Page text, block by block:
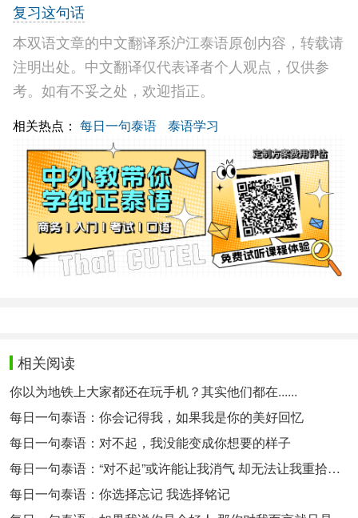
复习这句话
本双语文章的中文翻译系沪江泰语原创内容，转载请
注明出处。中文翻译仅代表译者个人观点，仅供参
考。如有不妥之处，欢迎指正。
相关热点： 每日一句泰语 泰语学习
相关阅读
你以为地铁上大家都还在玩手机？其实他们都在......
每日一句泰语：你会记得我，如果我是你的美好回忆
每日一句泰语：对不起，我没能变成你想要的样子
每日一句泰语：“对不起”或许能让我消气 却无法让我重拾对你的信任
每日一句泰语：你选择忘记 我选择铭记